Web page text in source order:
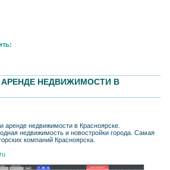
НЕДВИЖИМОСТИ В
аренде недвижимости в Красноярске.
недвижимость и новостройки города. Самая
компаний Красноярска.